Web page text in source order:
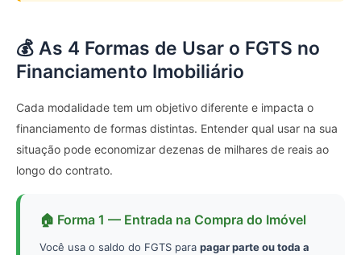
💰 As 4 Formas de Usar o FGTS no
Financiamento Imobiliário
Cada modalidade tem um objetivo diferente e impacta o
financiamento de formas distintas. Entender qual usar na sua
situação pode economizar dezenas de milhares de reais ao
longo do contrato.
🏠 Forma 1 — Entrada na Compra do Imóvel
Você usa o saldo do FGTS para pagar parte ou toda a